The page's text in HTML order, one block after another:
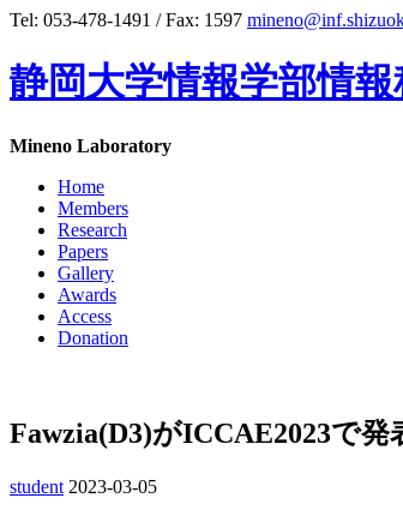
Tel: 053-478-1491 / Fax: 1597
静岡大学情報学部情
Mineno Laboratory
Home
Members
Research
Papers
Gallery
Awards
Access
Donation
Fawzia(D3)がICCAE2023で発
student 2023-03-05